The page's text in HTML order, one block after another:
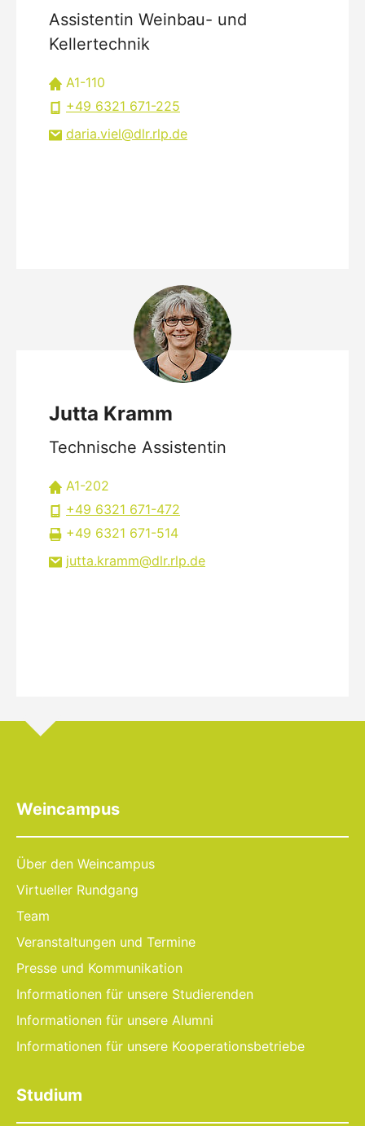
Assistentin Weinbau- und
Kellertechnik
A1-110
+49 6321 671-225
daria.viel
dlr.rlp de
Jutta Kramm
Technische Assistentin
A1-202
+49 6321 671-472
+49 6321 671-514
jutta.kramm
dlr.rlp de
Weincampus
Über den Weincampus
Virtueller Rundgang
Team
Veranstaltungen und Termine
Presse und Kommunikation
Informationen für unsere Studierenden
Informationen für unsere Alumni
Informationen für unsere Kooperationsbetriebe
Studium